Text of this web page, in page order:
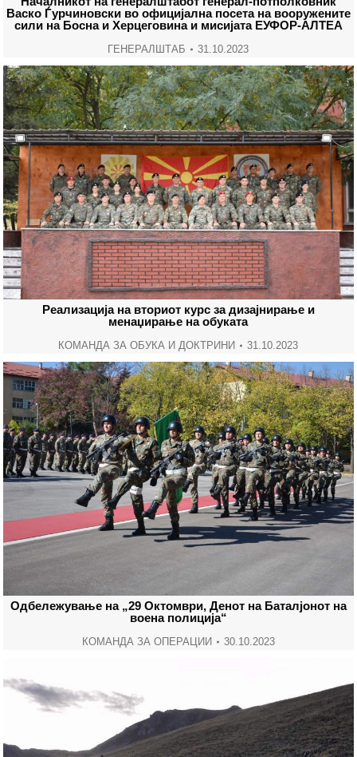
Васко Ѓурчиновски во официјална посета на вооружените
сили на Босна и Херцеговина и мисијата ЕУФОР-АЛТЕА
ГЕНЕРАЛШТАБ 31.10.2023
Реализација на вториот курс за дизајнирање и
менаџирање на обуката
КОМАНДА ЗА ОБУКА И ДОКТРИНИ 31.10.2023
Одбележување на „29 Октомври, Денот на Баталјонот на
воена полиција“
КОМАНДА ЗА ОПЕРАЦИИ 30.10.2023